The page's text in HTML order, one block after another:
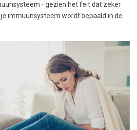
- gezien het feit dat zeker
immuunsysteem wordt bepaald in de